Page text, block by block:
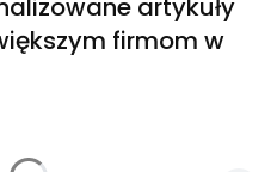
artykuły
firmom w